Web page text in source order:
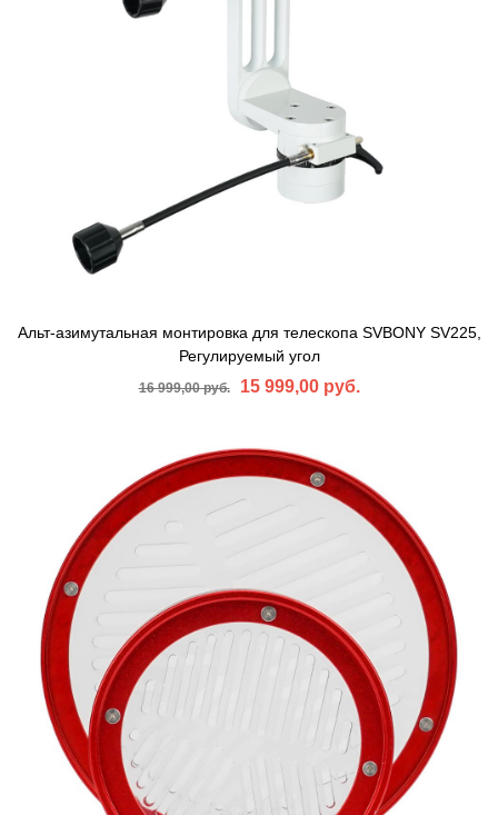
Альт-азимутальная монтировка для телескопа SVBONY SV225,
Регулируемый угол
16 999,00 руб. 15 999,00 руб.